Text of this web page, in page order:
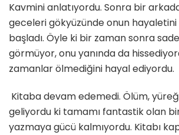
Kavmini anlatıyordu. Sonra bir
geceleri gökyüzünde onun
başladı. Öyle ki bir zaman sonra
görmüyor, onu yanında da
zamanlar ölmediğini hayal ediyordu.
Kitaba devam edemedi. Ölüm,
geliyordu ki tamamı fantastik olan
yazmaya gücü kalmıyordu. Kitabı